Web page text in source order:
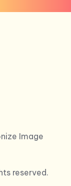
Image
reserved.